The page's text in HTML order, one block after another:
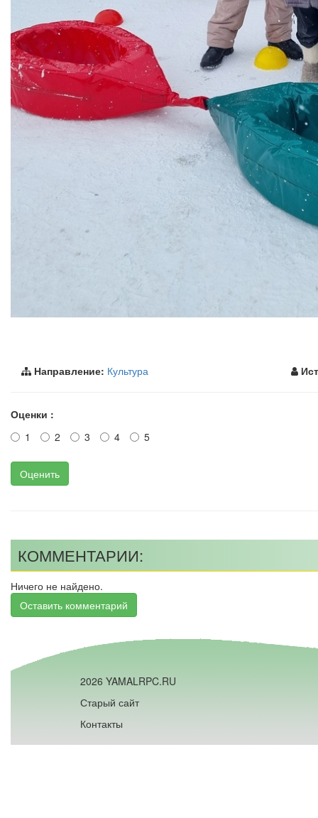
Направление: Культура
Оценки :
1
2 3 4 5
Оценить
КОММЕНТАРИИ:
Ничего не найдено.
Оставить комментарий
2026 YAMALRPC.RU
Старый сайт
Контакты